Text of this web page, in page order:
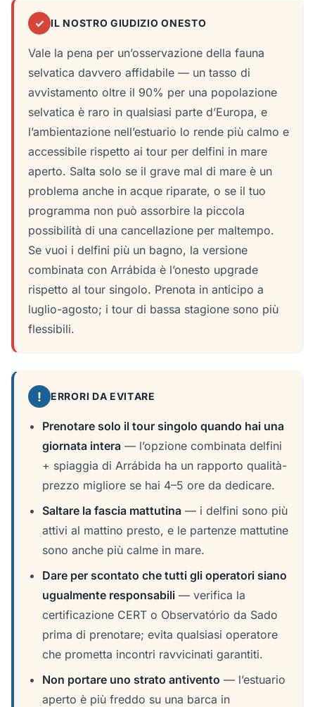
✓ IL NOSTRO GIUDIZIO ONESTO
Vale la pena per un’osservazione della fauna
selvatica davvero affidabile — un tasso di
avvistamento oltre il 90% per una popolazione
selvatica è raro in qualsiasi parte d’Europa, e
l’ambientazione nell’estuario lo rende più calmo e
accessibile rispetto ai tour per delfini in mare
aperto. Salta solo se il grave mal di mare è un
problema anche in acque riparate, o se il tuo
programma non può assorbire la piccola
possibilità di una cancellazione per maltempo.
Se vuoi i delfini più un bagno, la versione
combinata con Arrábida è l’onesto upgrade
rispetto al tour singolo. Prenota in anticipo a
luglio-agosto; i tour di bassa stagione sono più
flessibili.
! ERRORI DA EVITARE
Prenotare solo il tour singolo quando hai una
giornata intera — l’opzione combinata delfini
+ spiaggia di Arrábida ha un rapporto qualità-
prezzo migliore se hai 4–5 ore da dedicare.
Saltare la fascia mattutina — i delfini sono più
attivi al mattino presto, e le partenze mattutine
sono anche più calme in mare.
Dare per scontato che tutti gli operatori siano
ugualmente responsabili — verifica la
certificazione CERT o Observatório da Sado
prima di prenotare; evita qualsiasi operatore
che prometta incontri ravvicinati garantiti.
Non portare uno strato antivento — l’estuario
aperto è più freddo su una barca in